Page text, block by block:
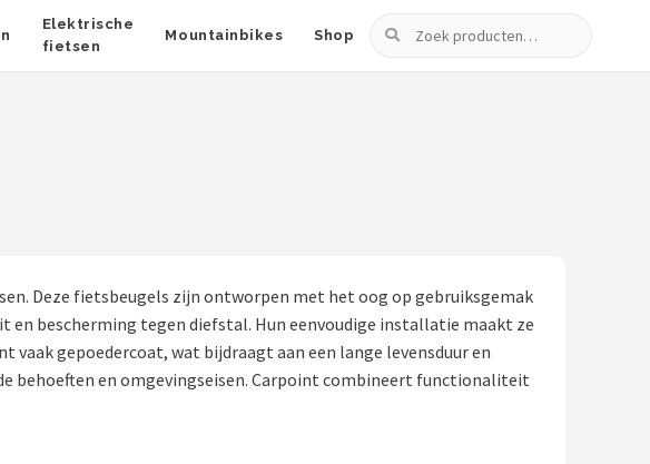
Elektrische
fietsen
Mountainbikes Shop
Zoeken
Deze fietsbeugels zijn ontworpen met het oog op gebruiksgemak
bescherming tegen diefstal. Hun eenvoudige installatie maakt ze
gepoedercoat, wat bijdraagt aan een lange levensduur en
behoeften en omgevingseisen. Carpoint combineert functionaliteit